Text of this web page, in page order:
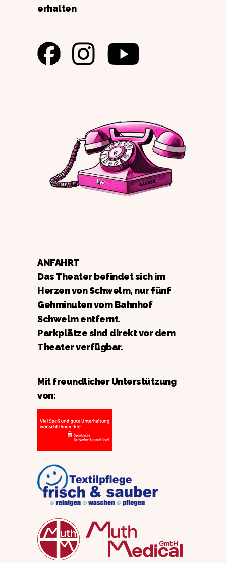
erhalten
ANFAHRT
Das Theater befindet sich im
Herzen von Schwelm, nur fünf
Gehminuten vom Bahnhof
Schwelm entfernt.
Parkplätze sind direkt vor dem
Theater verfügbar.
Mit freundlicher Unterstützung
von: